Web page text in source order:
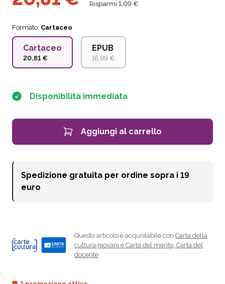
Risparmi 1,09 €
Formato: Cartaceo
Cartaceo
20,81 €
EPUB
16,99 €
Disponibilità immediata
Aggiungi al carrello
Spedizione gratuita per ordine sopra i 19
euro
Questo articolo è acquistabile con Carta della
cultura giovani e Carta del merito Carta del
docente